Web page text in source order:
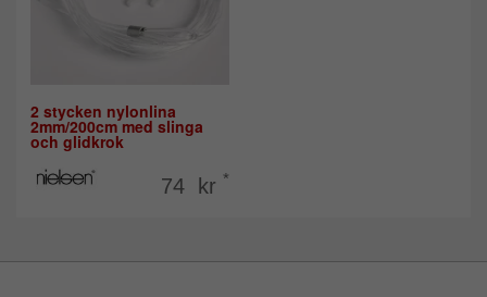
2 stycken nylonlina
2mm/200cm med slinga
och glidkrok
74 kr *